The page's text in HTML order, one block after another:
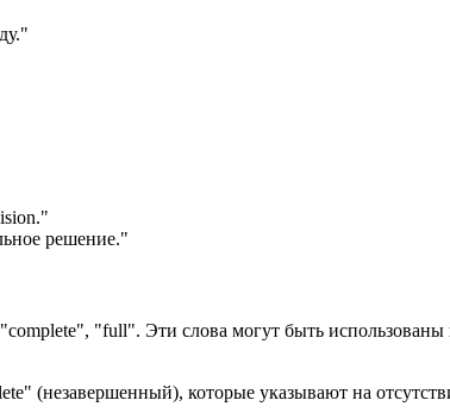
"
решение."
"full". Эти слова могут быть использованы
(незавершенный), которые указывают на